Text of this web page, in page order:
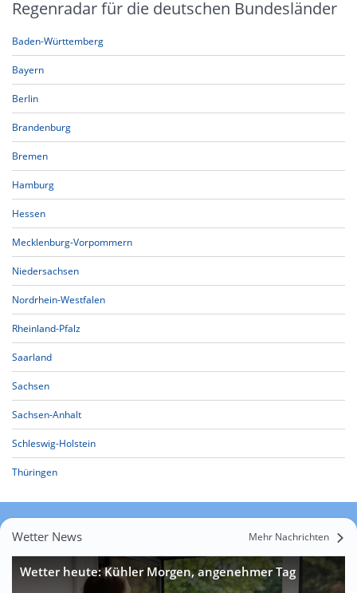
Regenradar für die deutschen Bundesländer
Baden-Württemberg
Bayern
Berlin
Brandenburg
Bremen
Hamburg
Hessen
Mecklenburg-Vorpommern
Niedersachsen
Nordrhein-Westfalen
Rheinland-Pfalz
Saarland
Sachsen
Sachsen-Anhalt
Schleswig-Holstein
Thüringen
Wetter News Mehr Nachrichten
Wetter heute: Kühler Morgen, angenehmer Tag